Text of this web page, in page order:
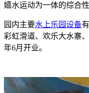
嬉水运动为一体的综合
园内主要水上乐园设备
彩虹滑道、欢乐大水寨
年6月开业。